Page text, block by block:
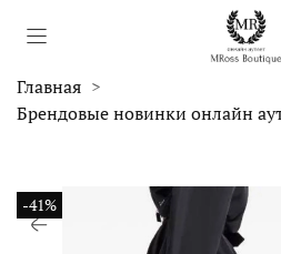
Главная
Брендовые новинки онлайн
-41%